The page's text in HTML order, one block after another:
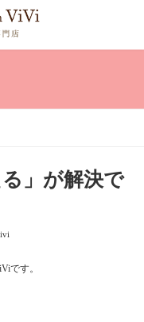
」が解決で
です。